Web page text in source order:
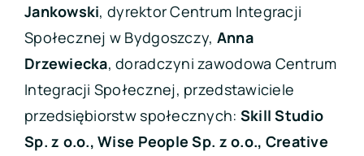
Jankowski, dyrektor Centrum Integracji
Społecznej w Bydgoszczy, Anna
Drzewiecka, doradczyni zawodowa Centrum
Integracji Społecznej, przedstawiciele
przedsiębiorstw społecznych: Skill Studio
Sp. z o.o., Wise People Sp. z o.o., Creative